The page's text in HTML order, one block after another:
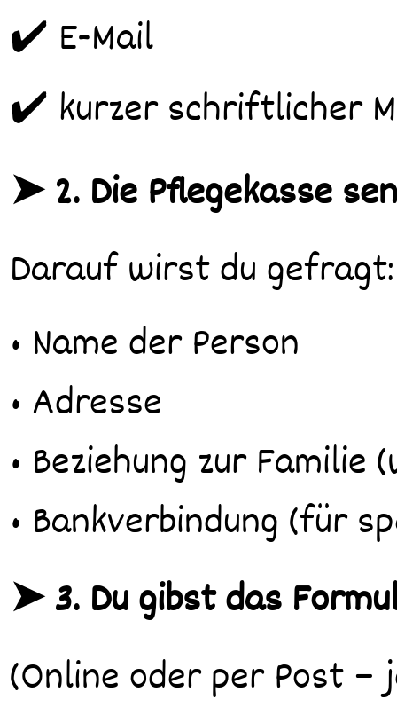
✔️ E-Mail
✔️ kurzer schriftlicher
➤ 2. Die Pflegekasse
Darauf wirst du gefragt:
• Name der Person
• Adresse
• Beziehung zur
• Bankverbindung (für
➤ 3. Du gibst das
(Online oder per Post –